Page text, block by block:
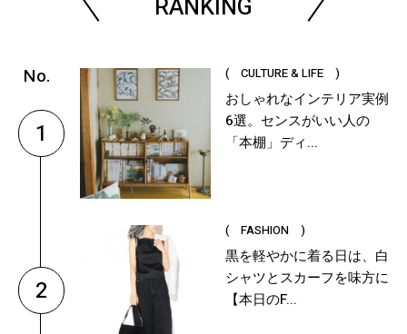
RANKING
1
( CULTURE & LIFE )
おしゃれなインテリア実例
6選。センスがいい人の
「本棚」ディ...
2
( FASHION )
黒を軽やかに着る日は、白
シャツとスカーフを味方に
【本日のF...